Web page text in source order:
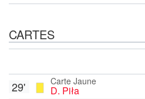
CARTES
Carte Jaune
D. Piła
29'